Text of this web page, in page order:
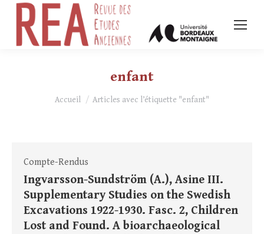
enfant
Vous êtes ici :
Accueil Articles avec l’étiquette "enfant"
Compte-Rendus
Ingvarsson-Sundström (A.), Asine III.
Supplementary Studies on the Swedish
Excavations 1922-1930. Fasc. 2, Children
Lost and Found. A bioarchaeological